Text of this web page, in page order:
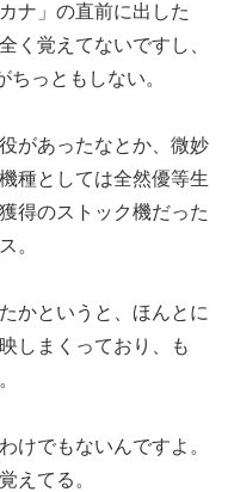
ナ」の直前に出した
く覚えてないですし、
ちっともしない。
があったなとか、微妙
種としては全然優等生
得のストック機だった
。
かというと、ほんとに
しまくっており、も
けでもないんですよ。
えてる。